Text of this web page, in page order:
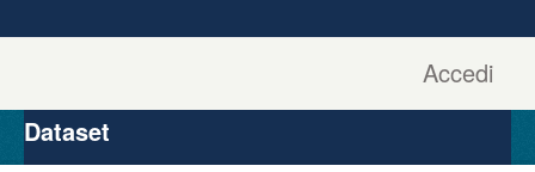
Accedi
Organizzazioni
Gruppi
Dataset